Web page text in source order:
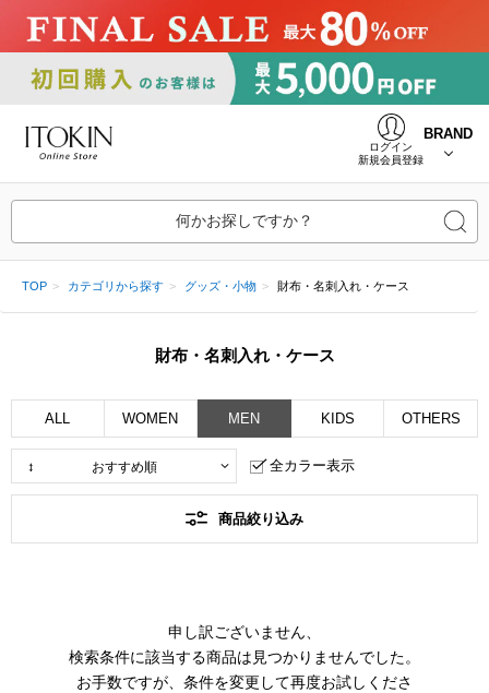
ログイン
新規会員登録
BRAND
何かお探しですか？
TOP カテゴリから探す グッズ・小物 財布・名刺入れ・ケース
財布・名刺入れ・ケース
ALL WOMEN MEN KIDS OTHERS
全カラー表示
商品絞り込み
申し訳ございません、
検索条件に該当する商品は見つかりませんでした。
お手数ですが、条件を変更して再度お試しくださ